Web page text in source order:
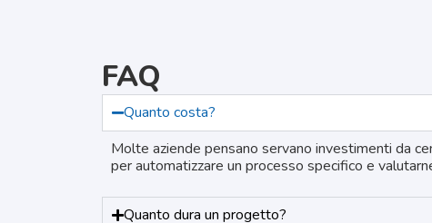
FAQ
Quanto costa?
Molte aziende pensano servano investimenti da
per automatizzare un processo specifico e
Quanto dura un progetto?